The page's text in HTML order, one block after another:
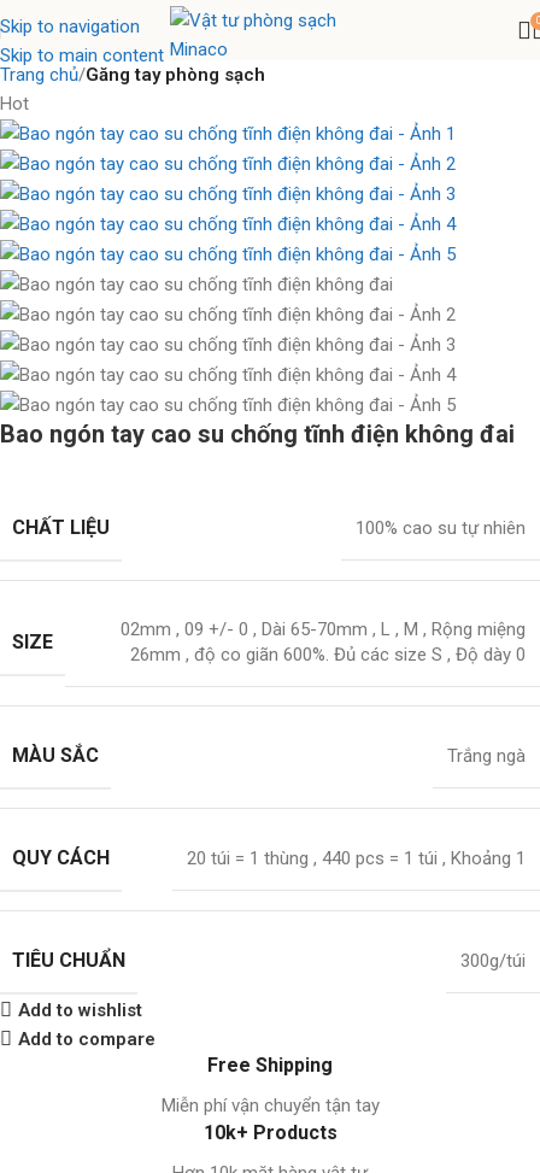
Skip to navigation
Skip to main content
Trang chủ Găng tay phòng sạch
Hot
Bao ngón tay cao su chống tĩnh điện không đai
CHẤT LIỆU 100% cao su tự nhiên
SIZE
02mm , 09 +/- 0 , Dài 65-70mm , L , M , Rộng miệng
26mm , độ co giãn 600%. Đủ các size S , Độ dày 0
MÀU SẮC Trắng ngà
QUY CÁCH 20 túi = 1 thùng , 440 pcs = 1 túi , Khoảng 1
TIÊU CHUẨN 300g/túi
Add to wishlist
Add to compare
Free Shipping
Miễn phí vận chuyển tận tay
10k+ Products